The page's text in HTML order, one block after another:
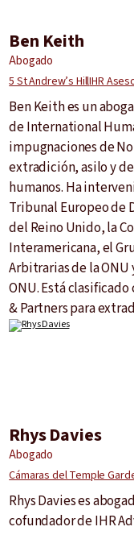
Ben Keith
Abogado
5 St Andrew’s HillIHR
Ben Keith es un
de International
impugnaciones de
extradición, asilo y
humanos. Ha
Tribunal Europeo de
del Reino Unido, la
Interamericana, el
Arbitrarias de la
ONU. Está
& Partners para
Rhys Davies
Abogado
Cámaras del Temple
Rhys Davies es
cofundador de IHR